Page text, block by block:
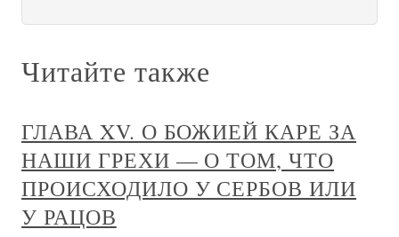
Читайте также
ГЛАВА XV. О БОЖИЕЙ КАРЕ ЗА
НАШИ ГРЕХИ — О ТОМ, ЧТО
ПРОИСХОДИЛО У СЕРБОВ ИЛИ
У РАЦОВ